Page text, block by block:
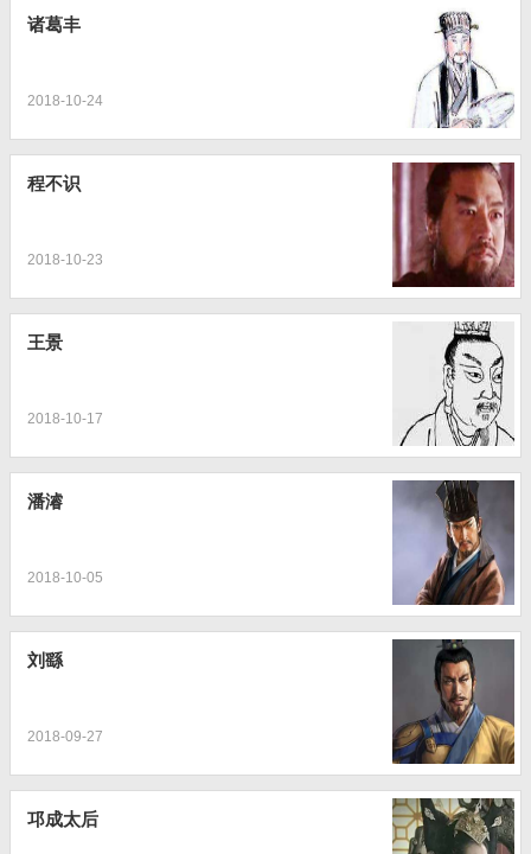
诸葛丰
2018-10-24
程不识
2018-10-23
王景
2018-10-17
潘濬
2018-10-05
刘繇
2018-09-27
邛成太后